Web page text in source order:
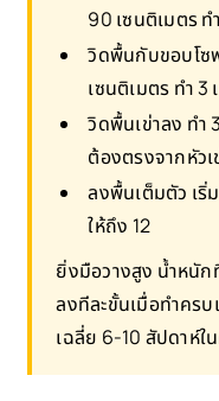
90 เซนติเมตร ท
วิดพื้นกับขอบโซ
เซนติเมตร ทำ 3
วิดพื้นเข่าลง ทำ
ต้องตรงจากหัว
ลงพื้นเต็มตัว เริ่
ให้ถึง 12
ยิ่งมือวางสูง น้ำหนั
ลงทีละขั้นเมื่อทำครบ
เฉลี่ย 6-10 สัปดาห์